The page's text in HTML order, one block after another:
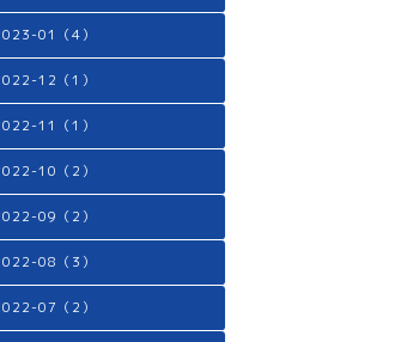
01（4）
12（1）
11（1）
10（2）
09（2）
08（3）
07（2）